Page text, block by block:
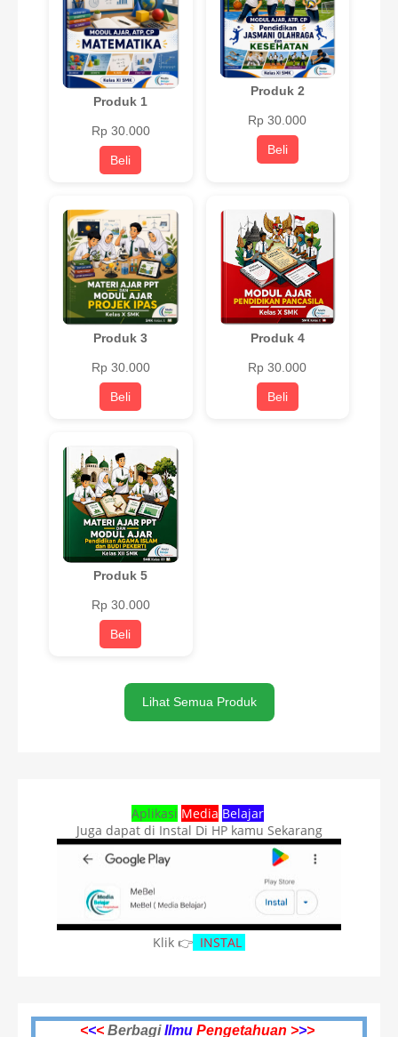
Produk 1
Rp 30.000
Beli
Produk 2
Rp 30.000
Beli
Produk 3
Rp 30.000
Beli
Produk 4
Rp 30.000
Beli
Produk 5
Rp 30.000
Beli
Lihat Semua Produk
Aplikasi Media Belajar
Juga dapat di Instal Di HP kamu Sekarang
Klik 👉 INSTAL
<<< BerbagiIlmu Pengetahuan >>>